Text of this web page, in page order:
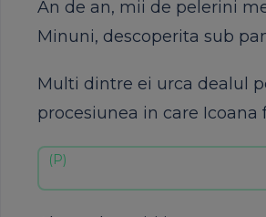
An de an, mii de pelerini
Minuni, descoperita sub
Multi dintre ei urca dealul
procesiunea in care